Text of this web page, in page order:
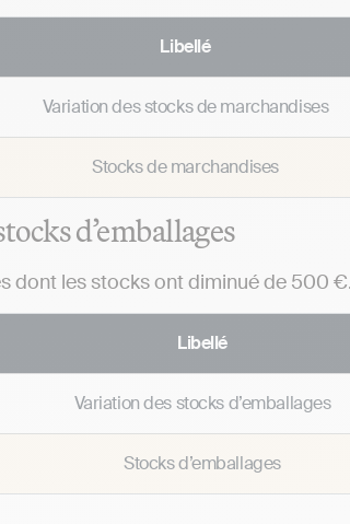
Libellé
Variation des stocks de marchandises
Stocks de marchandises
d’emballages
dont les stocks ont diminué de 500
Libellé
Variation des stocks d’emballages
Stocks d’emballages